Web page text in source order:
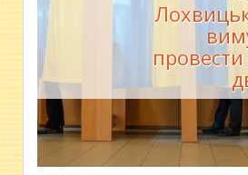
провести